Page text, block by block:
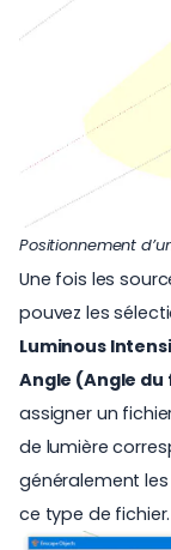
Positionnement
Une fois les
pouvez les
Luminous
Angle (Angle
assigner un
de lumière
généralement
ce type de fichier.